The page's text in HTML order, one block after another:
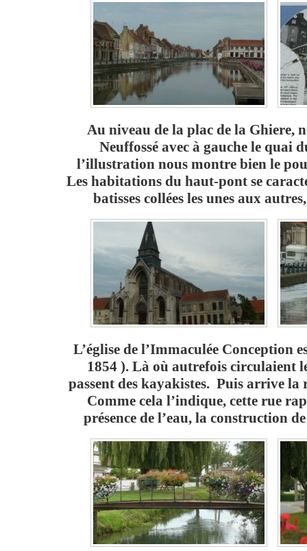
Au niveau de la plac de la Ghiere,
Neuffossé avec à gauche le quai
l’illustration nous montre bien le
Les habitations du haut-pont se
batisses collées les unes aux
L’église de l’Immaculée Conception
1854 ). Là où autrefois circulaient
passent des kayakistes. Puis arrive la
Comme cela l’indique, cette rue
présence de l’eau, la construction